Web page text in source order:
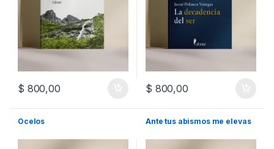
$ 800,00 $ 800,00
Ocelos Ante tus abismos me elevas